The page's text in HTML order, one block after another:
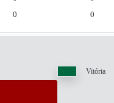
0 0
Vitória